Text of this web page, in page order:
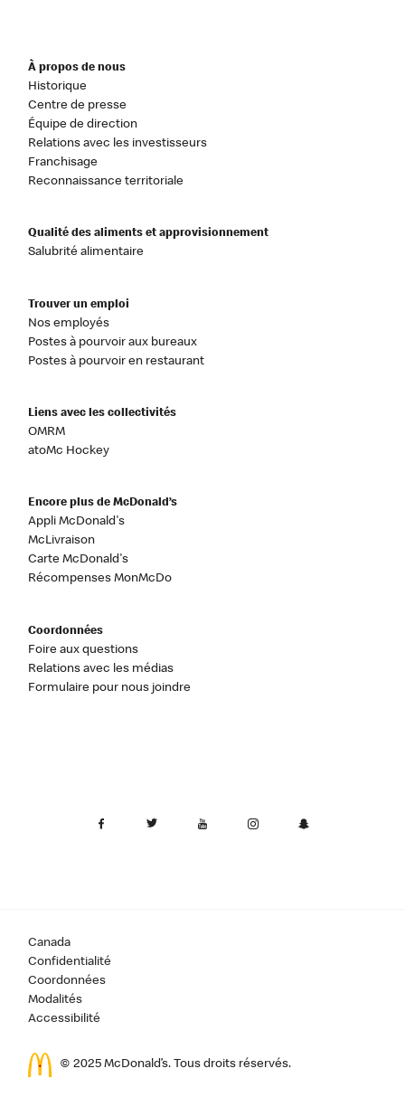
À propos de nous
Historique
Centre de presse
Équipe de direction
Relations avec les investisseurs
Franchisage
Reconnaissance territoriale
Qualité des aliments et approvisionnement
Salubrité alimentaire
Trouver un emploi
Nos employés
Postes à pourvoir aux bureaux
Postes à pourvoir en restaurant
Liens avec les collectivités
OMRM
atoMc Hockey
Encore plus de McDonald’s
Appli McDonald's
McLivraison
Carte McDonald's
Récompenses MonMcDo
Coordonnées
Foire aux questions
Relations avec les médias
Formulaire pour nous joindre
Canada
Confidentialité
Coordonnées
Modalités
Accessibilité
© 2025 McDonald’s. Tous droits réservés.